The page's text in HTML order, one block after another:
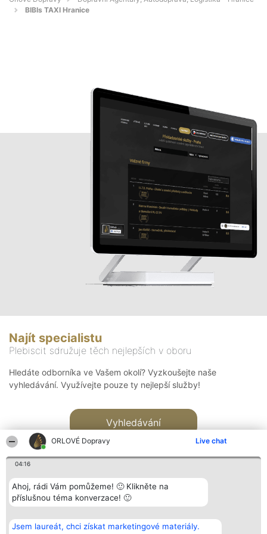
ORLOVÉ Dopravy Live chat
04:16
Ahoj, rádi Vám pomůžeme! 🙂 Klikněte na
příslušnou téma konverzace! 🙂
Jsem laureát, chci získat marketingové materiály.
BIBIs TAXI Hranice
Najít specialistu
Plebiscit sdružuje těch nejlepších v oboru
Hledáte odborníka ve Vašem okolí? Vyzkoušejte naše
vyhledávání. Využívejte pouze ty nejlepší služby!
Vyhledávání
Bright Side Solutions sp. z o.
o. sp. k.
Vítězové
Seznam všech
Kontakt